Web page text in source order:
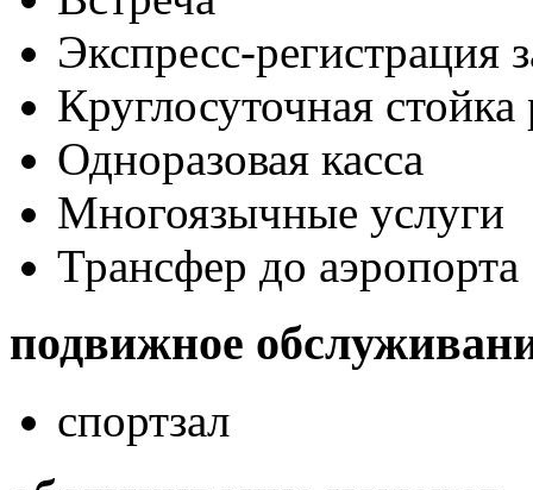
Экспресс-регистрация
Круглосуточная стойка
Одноразовая касса
Многоязычные услуги
Трансфер до аэропорта
подвижное
спортзал